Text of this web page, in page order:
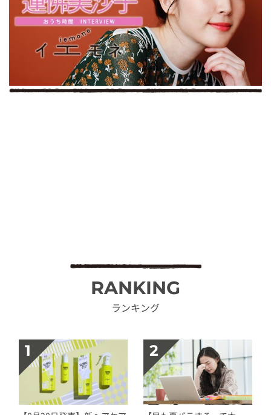
RANKING
ランキング